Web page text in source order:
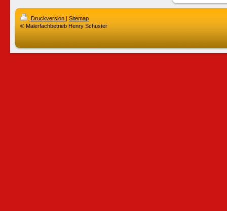
Druckversion | Sitemap
© Malerfachbetrieb Henry Schuster